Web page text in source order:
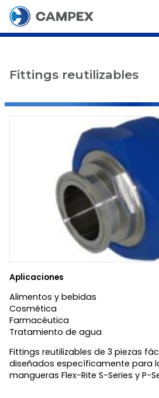
Fittings reutilizables
Aplicaciones
Alimentos y bebidas
Cosmética
Farmacéutica
Tratamiento de agua
Fittings reutilizables de 3 piezas
diseñados específicamente para
mangueras Flex-Rite S-Series y P-